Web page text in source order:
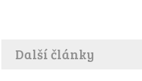
Další články